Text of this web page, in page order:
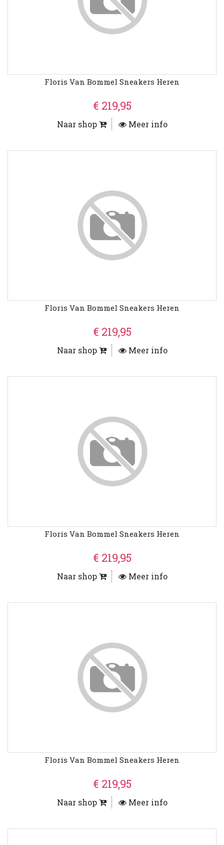
Floris Van Bommel Sneakers Heren
€ 219,95
Naar shop Meer info
Floris Van Bommel Sneakers Heren
€ 219,95
Naar shop Meer info
Floris Van Bommel Sneakers Heren
€ 219,95
Naar shop Meer info
Floris Van Bommel Sneakers Heren
€ 219,95
Naar shop Meer info